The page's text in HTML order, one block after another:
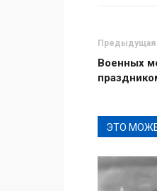
Предыдущая
Военных
ЭТО